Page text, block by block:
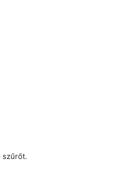
szűrőt.